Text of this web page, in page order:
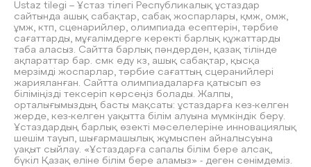
Ustaz tilegi – Ұстаз тілегі Республикалық ұстаздар
сайтында ашық сабақтар, сабақ жоспарлары, қмж, омж,
ұмж, ктп, сценарийлер, олимпиада есептерін, тәрбие
сағаттарды, мұғалімдерге керекті барлық құжаттарды
таба аласыз. Сайтта барлық пәндерден, қазақ тілінде
ақпараттар бар. смк еду кз, ашық сабақтар, қысқа
мерзімді жоспарлар, тәрбие сағаттың сцеранийлері
жарияланған. Сайтта олимпиадаларға қатысып өз
біліміңізді тексеріп көрсеңіз болады. Жалпы,
орталығымыздың басты мақсаты: ұстаздарға кез-келген
жерде, кез-келген уақытта білім алуына мүмкіндік беру.
Ұстаздардың барлық өзекті мәселелеріне инновациялық
шешім тауып, шығармашылық жұмыспен айналысуына
уақыт сыйлау. «Ұстаздарға сапалы білім бере алсақ,
бүкіл Қазақ еліне білім бере аламыз» - деген сенімдеміз.